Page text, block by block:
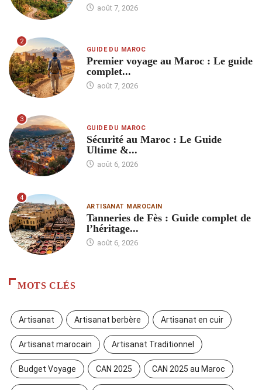
août 7, 2026
2
GUIDE DU MAROC
Premier voyage au Maroc : Le guide
complet...
août 7, 2026
3
GUIDE DU MAROC
Sécurité au Maroc : Le Guide
Ultime &...
août 6, 2026
4
ARTISANAT MAROCAIN
Tanneries de Fès : Guide complet de
l’héritage...
août 6, 2026
MOTS CLÉS
Artisanat Artisanat berbère Artisanat en cuir
Artisanat marocain Artisanat Traditionnel
Budget Voyage CAN 2025 CAN 2025 au Maroc